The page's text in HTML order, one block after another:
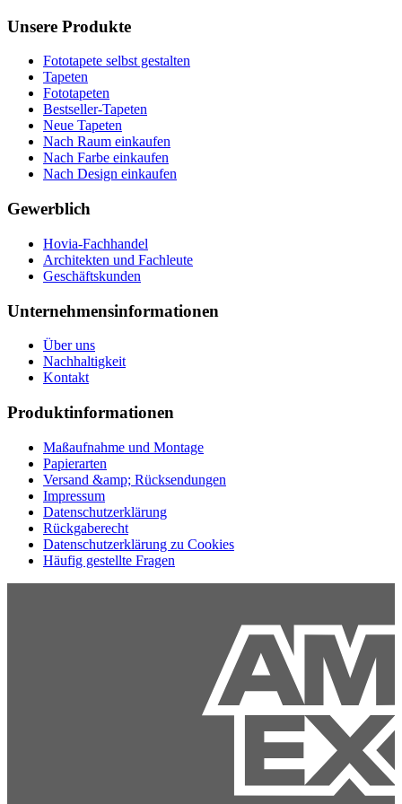
Unsere Produkte
Fototapete selbst gestalten
Tapeten
Fototapeten
Bestseller-Tapeten
Neue Tapeten
Nach Raum einkaufen
Nach Farbe einkaufen
Nach Design einkaufen
Gewerblich
Hovia-Fachhandel
Architekten und Fachleute
Geschäftskunden
Unternehmensinformationen
Über uns
Nachhaltigkeit
Kontakt
Produktinformationen
Maßaufnahme und Montage
Papierarten
Versand &amp; Rücksendungen
Impressum
Datenschutzerklärung
Rückgaberecht
Datenschutzerklärung zu Cookies
Häufig gestellte Fragen